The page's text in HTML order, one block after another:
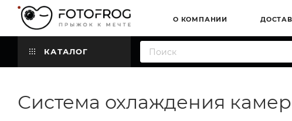
О КОМПАНИИ
КАТАЛОГ
Система охлаждения